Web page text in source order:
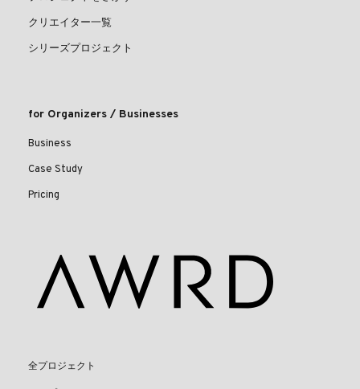
クリエイター一覧
シリーズプロジェクト
for Organizers / Businesses
Business
Case Study
Pricing
全プロジェクト